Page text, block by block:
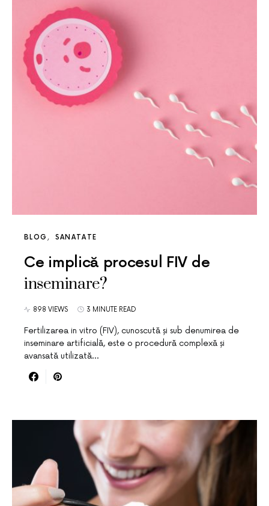
BLOG SANATATE
Ce implică procesul FIV de
inseminare?
898 VIEWS 3 MINUTE READ
Fertilizarea in vitro (FIV), cunoscută și sub denumirea de
inseminare artificială, este o procedură complexă și
avansată utilizată…